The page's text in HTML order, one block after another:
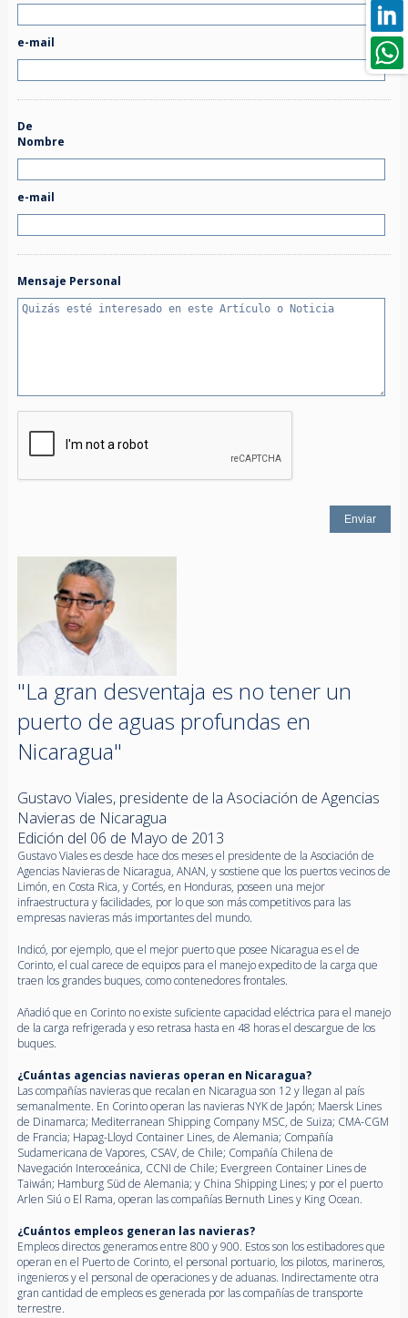
e-mail
De
Nombre
e-mail
Mensaje Personal
"La gran desventaja es no tener un
puerto de aguas profundas en
Nicaragua"
Gustavo Viales, presidente de la Asociación de Agencias
Navieras de Nicaragua
Edición del 06 de Mayo de 2013
Gustavo Viales es desde hace dos meses el presidente de la Asociación de
Agencias Navieras de Nicaragua, ANAN, y sostiene que los puertos vecinos de
Limón, en Costa Rica, y Cortés, en Honduras, poseen una mejor
infraestructura y facilidades, por lo que son más competitivos para las
empresas navieras más importantes del mundo.
Indicó, por ejemplo, que el mejor puerto que posee Nicaragua es el de
Corinto, el cual carece de equipos para el manejo expedito de la carga que
traen los grandes buques, como contenedores frontales.
Añadió que en Corinto no existe suficiente capacidad eléctrica para el manejo
de la carga refrigerada y eso retrasa hasta en 48 horas el descargue de los
buques.
¿Cuántas agencias navieras operan en Nicaragua?
Las compañías navieras que recalan en Nicaragua son 12 y llegan al país
semanalmente. En Corinto operan las navieras NYK de Japón; Maersk Lines
de Dinamarca; Mediterranean Shipping Company MSC, de Suiza; CMA-CGM
de Francia; Hapag-Lloyd Container Lines, de Alemania; Compañía
Sudamericana de Vapores, CSAV, de Chile; Compañía Chilena de
Navegación Interoceánica, CCNI de Chile; Evergreen Container Lines de
Taiwán; Hamburg Süd de Alemania; y China Shipping Lines; y por el puerto
Arlen Siú o El Rama, operan las compañías Bernuth Lines y King Ocean.
¿Cuántos empleos generan las navieras?
Empleos directos generamos entre 800 y 900. Estos son los estibadores que
operan en el Puerto de Corinto, el personal portuario, los pilotos, marineros,
ingenieros y el personal de operaciones y de aduanas. Indirectamente otra
gran cantidad de empleos es generada por las compañías de transporte
terrestre.